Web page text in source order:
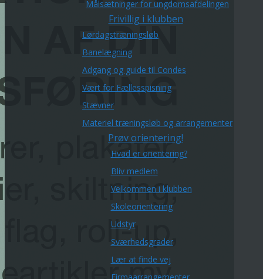
Målsætninger for ungdomsafdelingen
Frivillig i klubben
Lørdagstræningsløb
Banelægning
Adgang og guide til Condes
Vært for Fællesspisning
Stævner
Materiel træningsløb og arrangementer
Prøv orientering!
Hvad er orientering?
Bliv medlem
Velkommen i klubben
Skoleorientering
Udstyr
Sværhedsgrader
Lær at finde vej